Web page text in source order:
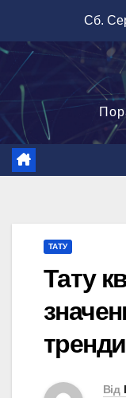
вмісту
Сб.
ТАТУ
Тату
Від